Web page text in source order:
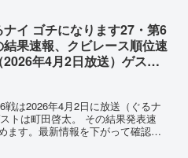
ナイ ゴチになります27・第6
結果速報、クビレース順位速
2026年4月2日放送）ゲスト
は2026年4月2日に放送（ぐるナ
トは町田啓太。 その結果発表速
ます。最新情報を下がって確認く